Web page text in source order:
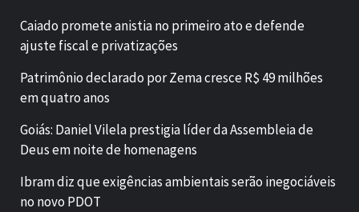
Caiado promete anistia no primeiro ato e defende
ajuste fiscal e privatizações
Patrimônio declarado por Zema cresce R$ 49 milhões
em quatro anos
Goiás: Daniel Vilela prestigia líder da Assembleia de
Deus em noite de homenagens
Ibram diz que exigências ambientais serão inegociáveis
no novo PDOT